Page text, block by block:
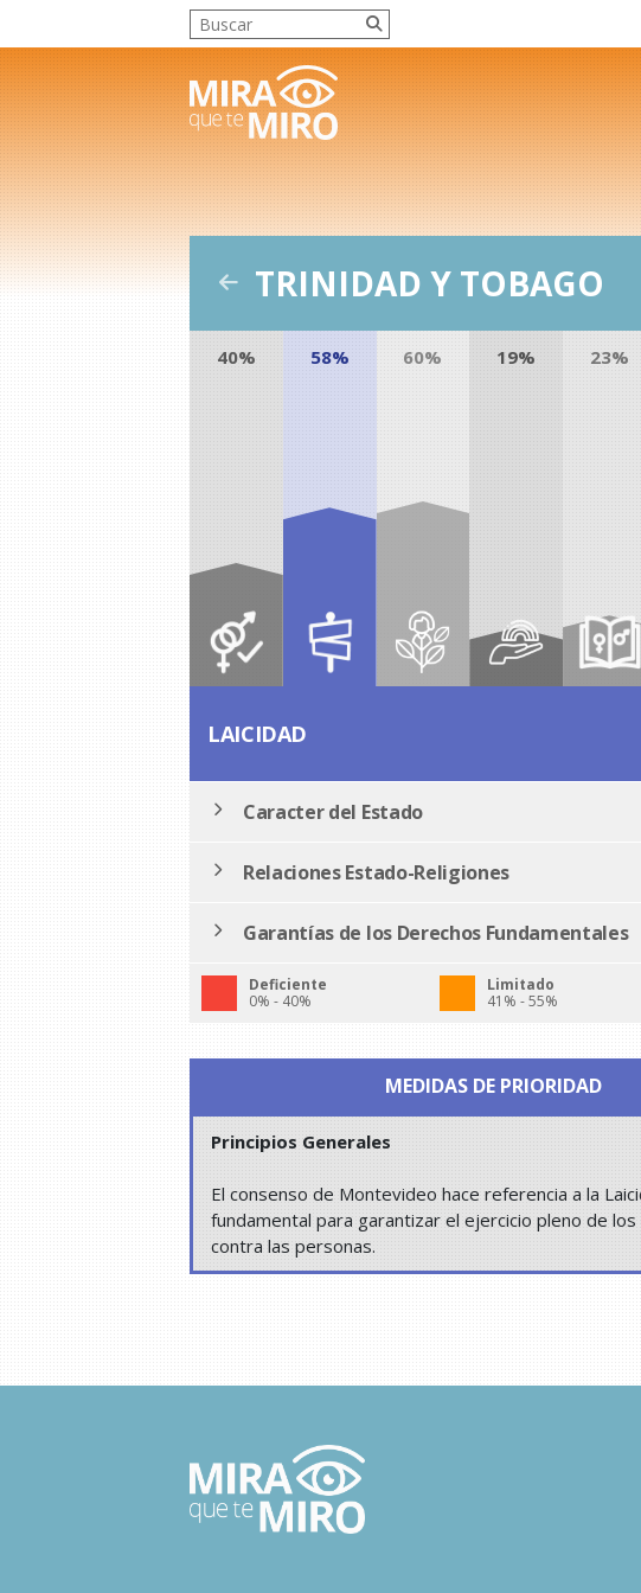
TRINIDAD Y TOBAGO
40% 58% 60% 19% 23%
LAICIDAD
Caracter del Estado
Relaciones Estado-Religiones
Garantías de los Derechos Fundamentales
Deficiente
0% - 40%
Limitado
41% - 55%
MEDIDAS DE PRIORIDAD
Principios Generales
El consenso de Montevideo hace referencia a la
fundamental para garantizar el ejercicio pleno de
contra las personas.